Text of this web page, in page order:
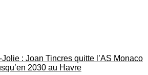
Jolie : Joan Tincres quitte l’AS Monaco
2030 au Havre